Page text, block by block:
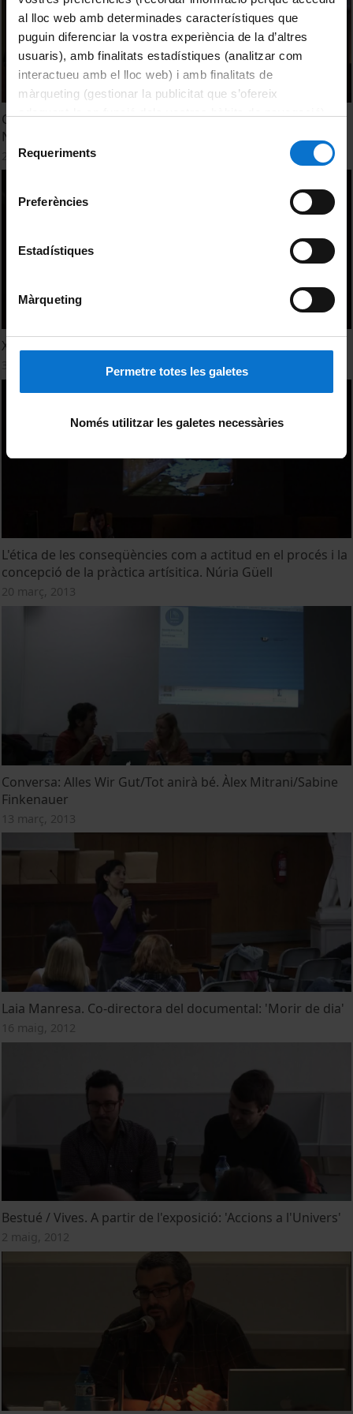
al lloc web amb determinades característiques que
puguin diferenciar la vostra experiència de la d’altres
usuaris), amb finalitats estadístiques (analitzar com
interactueu amb el lloc web) i amb finalitats de
màrqueting (gestionar la publicitat que s’ofereix
consultar laPolítica de galetes del lloc web de la
Selecció
Requeriments
Preferències
Estadístiques
Màrqueting
Permetre totes les galetes
Només utilitzar les galetes necessàries
Conferència a la Facultat de Belles Arts (UB) de Rasmus
Nilausen
27 maig, 2014
Xavier Ribas: 'Una historia de detonacions'
L'ética de les conseqüències com a actitud en el procés i la
concepció de la pràctica artísitica. Núria Güell
20 març, 2013
Conversa: Alles Wir Gut/Tot anirà bé. Àlex Mitrani/Sabine
Finkenauer
13 març, 2013
Laia Manresa. Co-directora del documental: 'Morir de dia'
16 maig, 2012
Bestué / Vives. A partir de l'exposició: 'Accions a l'Univers'
2 maig, 2012